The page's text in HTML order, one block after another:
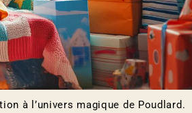
à l’univers magique de Poudlard.